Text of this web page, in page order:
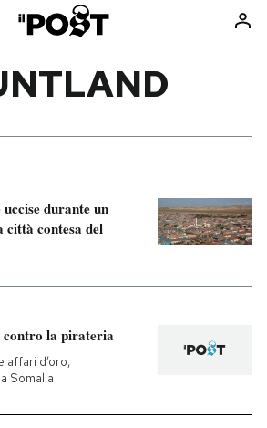
Consumismi
Storie/Idee
Media
Altrecose
uccise durante un
città contesa del
la pirateria
affari d’oro,
Somalia